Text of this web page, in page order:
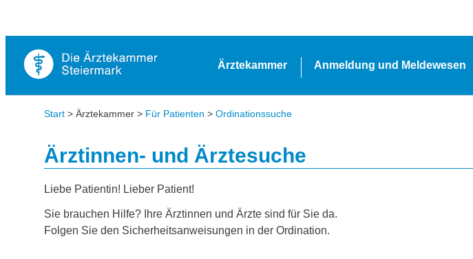
Ärztekammer Anmeldung und Meldewesen
Start > Ärztekammer > Für Patienten > Ordinationssuche
Ärztinnen- und Ärztesuche
Liebe Patientin! Lieber Patient!
Sie brauchen Hilfe? Ihre Ärztinnen und Ärzte sind für Sie da.
Folgen Sie den Sicherheitsanweisungen in der Ordination.